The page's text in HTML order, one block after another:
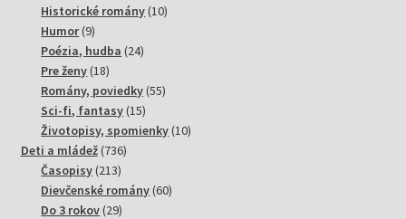
Historické romány 1010
Humor 99
produktov
Poézia, hudba 2424
Pre ženy 1818
produktov
Romány, poviedky 5555
Sci-fi, fantasy 1515
produktov
Životopisy, spomienky 1010
Deti a mládež 736736
Časopisy 213213
produktov
Dievčenské romány 6060
Do 3 rokov 2929